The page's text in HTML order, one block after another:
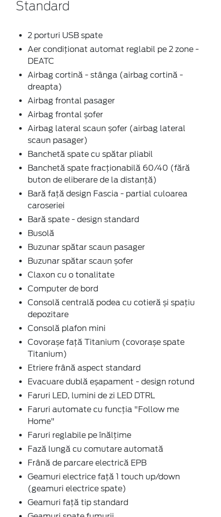
Standard
2 porturi USB spate
Aer condiționat automat reglabil pe 2 zone -
DEATC
Airbag cortină - stânga (airbag cortină -
dreapta)
Airbag frontal pasager
Airbag frontal șofer
Airbag lateral scaun șofer (airbag lateral
scaun pasager)
Banchetă spate cu spătar pliabil
Banchetă spate fracționabilă 60/40 (fără
buton de eliberare de la distanță)
Bară față design Fascia - partial culoarea
caroseriei
Bară spate - design standard
Busolă
Buzunar spătar scaun pasager
Buzunar spătar scaun șofer
Claxon cu o tonalitate
Computer de bord
Consolă centrală podea cu cotieră și spațiu
depozitare
Consolă plafon mini
Covorașe față Titanium (covorașe spate
Titanium)
Etriere frână aspect standard
Evacuare dublă eșapament - design rotund
Faruri LED, lumini de zi LED DTRL
Faruri automate cu funcția "Follow me
Home"
Faruri reglabile pe înălțime
Fază lungă cu comutare automată
Frână de parcare electrică EPB
Geamuri electrice față 1 touch up/down
(geamuri electrice spate)
Geamuri față tip standard